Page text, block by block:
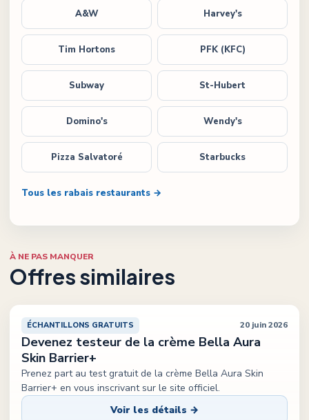
A&W Harvey's
Tim Hortons PFK (KFC)
Subway St-Hubert
Domino's Wendy's
Pizza Salvatoré Starbucks
Tous les rabais restaurants →
À NE PAS MANQUER
Offres similaires
ÉCHANTILLONS GRATUITS 20 juin 2026
Devenez testeur de la crème Bella Aura
Skin Barrier+
Prenez part au test gratuit de la crème Bella Aura Skin
Barrier+ en vous inscrivant sur le site officiel.
Voir les détails →